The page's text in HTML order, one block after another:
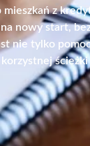
z
na nowy start,
nie tylko